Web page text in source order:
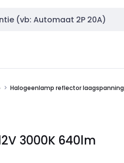
Halogeenlamp reflector laagspanning
3000K 640lm